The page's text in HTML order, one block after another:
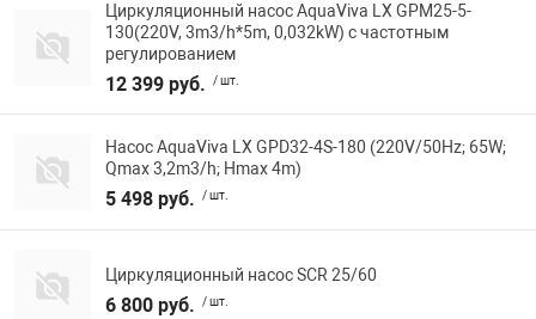
Циркуляционный насос AquaViva LX GPM25-5-
130(220V, 3m3/h*5m, 0,032kW) с частотным
регулированием
12 399 руб. / шт.
Насос AquaViva LX GPD32-4S-180 (220V/50Hz; 65W;
Qmax 3,2m3/h; Hmax 4m)
5 498 руб. / шт.
Циркуляционный насос SCR 25/60
6 800 руб. / шт.